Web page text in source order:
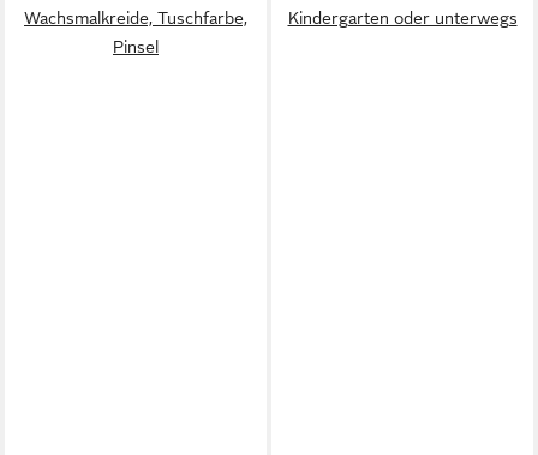
Wachsmalkreide, Tuschfarbe,
Pinsel
Kindergarten oder unterwegs